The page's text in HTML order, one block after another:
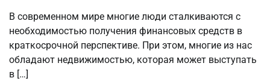
В современном мире многие люди сталкиваются с
необходимостью получения финансовых средств в
краткосрочной перспективе. При этом, многие из нас
обладают недвижимостью, которая может выступать
в […]